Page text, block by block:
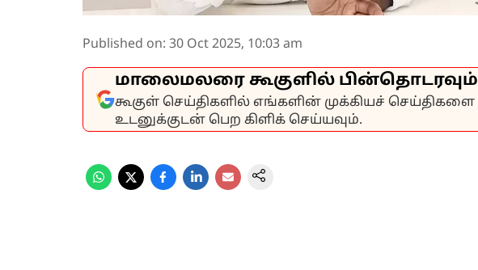
Published on: 30 Oct 2025, 10:03 am
மாலைமலரை கூகுளில் பின்தொடரவும்
கூகுள் செய்திகளில் எங்களின் முக்கியச் செய்திகளை
உடனுக்குடன் பெற கிளிக் செய்யவும்.